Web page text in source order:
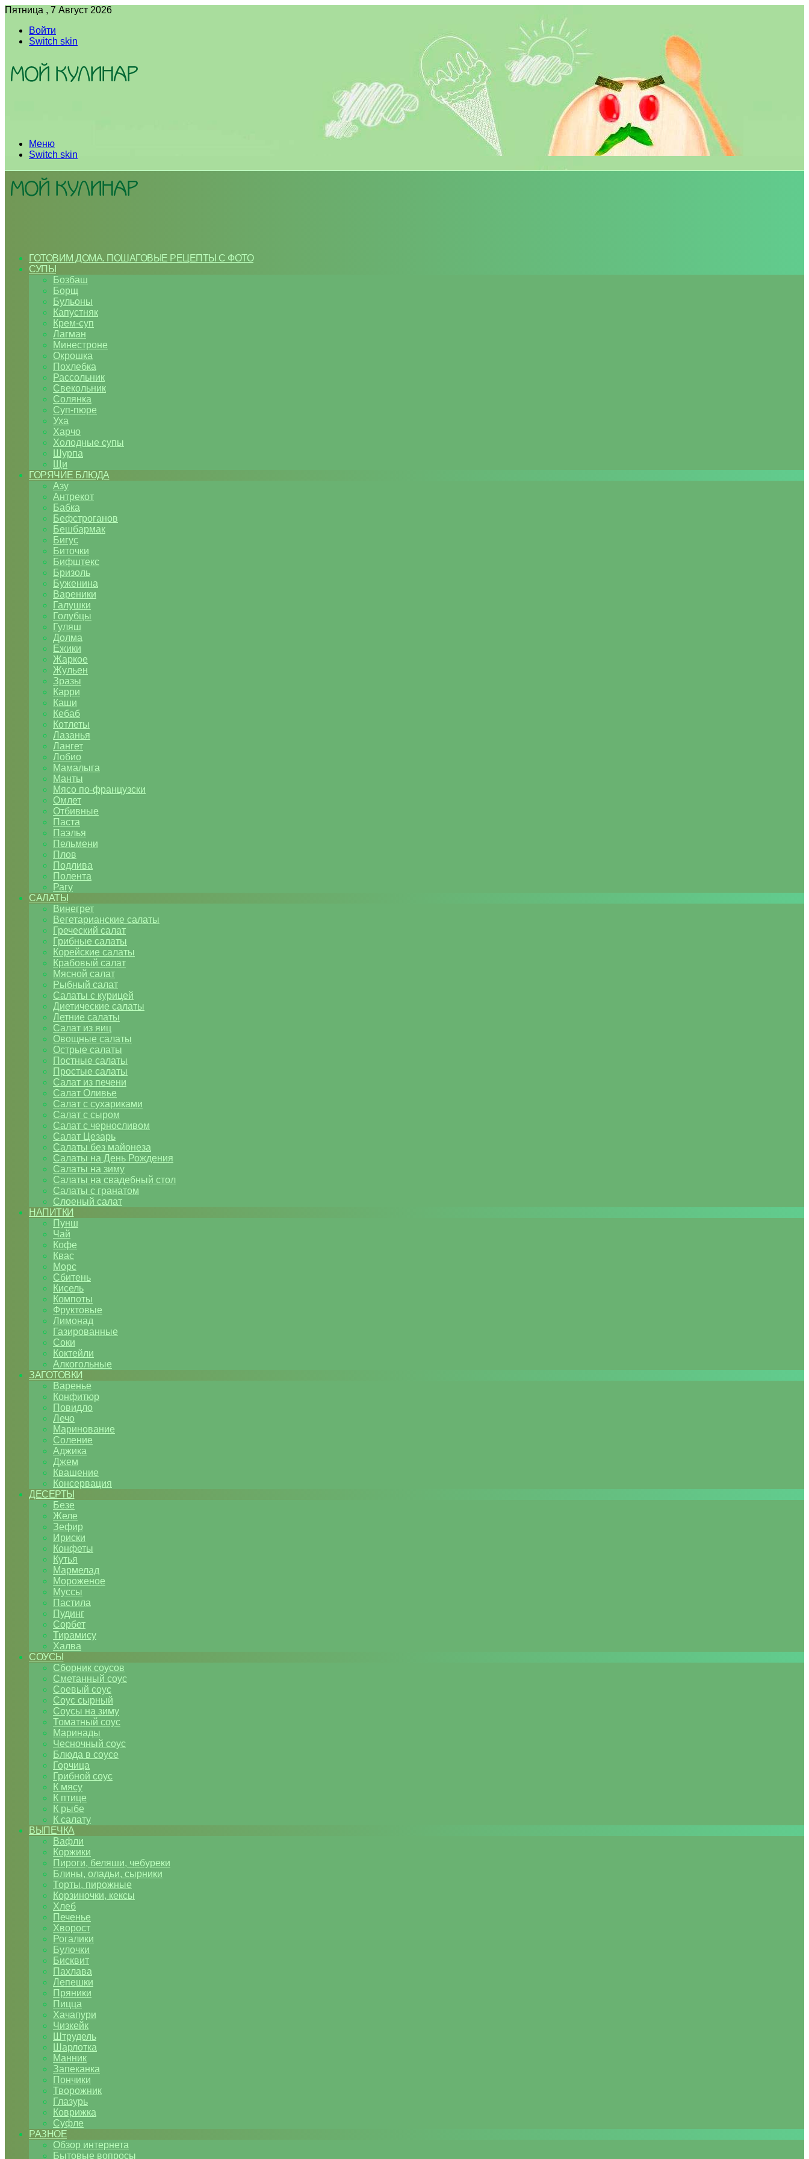
Пятница , 7 Август 2026
Войти
Switch skin
Меню
Switch skin
ГОТОВИМ ДОМА. ПОШАГОВЫЕ РЕЦЕПТЫ С ФОТО
СУПЫ
Бозбаш
Борщ
Бульоны
Капустняк
Крем-суп
Лагман
Минестроне
Окрошка
Похлебка
Рассольник
Свекольник
Солянка
Суп-пюре
Уха
Харчо
Холодные супы
Шурпа
Щи
ГОРЯЧИЕ БЛЮДА
Азу
Антрекот
Бабка
Бефстроганов
Бешбармак
Бигус
Биточки
Бифштекс
Бризоль
Буженина
Вареники
Галушки
Голубцы
Гуляш
Долма
Ежики
Жаркое
Жульен
Зразы
Карри
Каши
Кебаб
Котлеты
Лазанья
Лангет
Лобио
Мамалыга
Манты
Мясо по-французски
Омлет
Отбивные
Паста
Паэлья
Пельмени
Плов
Подлива
Полента
Рагу
САЛАТЫ
Винегрет
Вегетарианские салаты
Греческий салат
Грибные салаты
Корейские салаты
Крабовый салат
Мясной салат
Рыбный салат
Салаты с курицей
Диетические салаты
Летние салаты
Салат из яиц
Овощные салаты
Острые салаты
Постные салаты
Простые салаты
Салат из печени
Салат Оливье
Салат с сухариками
Салат с сыром
Салат с черносливом
Салат Цезарь
Салаты без майонеза
Салаты на День Рождения
Салаты на зиму
Салаты на свадебный стол
Салаты с гранатом
Слоеный салат
НАПИТКИ
Пунш
Чай
Кофе
Квас
Морс
Сбитень
Кисель
Компоты
Фруктовые
Лимонад
Газированные
Соки
Коктейли
Алкогольные
ЗАГОТОВКИ
Варенье
Конфитюр
Повидло
Лечо
Маринование
Соление
Аджика
Джем
Квашение
Консервация
ДЕСЕРТЫ
Безе
Желе
Зефир
Ириски
Конфеты
Кутья
Мармелад
Мороженое
Муссы
Пастила
Пудинг
Сорбет
Тирамису
Халва
СОУСЫ
Сборник соусов
Сметанный соус
Соевый соус
Соус сырный
Соусы на зиму
Томатный соус
Маринады
Чесночный соус
Блюда в соусе
Горчица
Грибной соус
К мясу
К птице
К рыбе
К салату
ВЫПЕЧКА
Вафли
Коржики
Пироги, беляши, чебуреки
Блины, оладьи, сырники
Торты, пирожные
Корзиночки, кексы
Хлеб
Печенье
Хворост
Рогалики
Булочки
Бисквит
Пахлава
Лепешки
Пряники
Пицца
Хачапури
Чизкейк
Штрудель
Шарлотка
Манник
Запеканка
Пончики
Творожник
Глазурь
Коврижка
Суфле
РАЗНОЕ
Обзор интернета
Бытовые вопросы